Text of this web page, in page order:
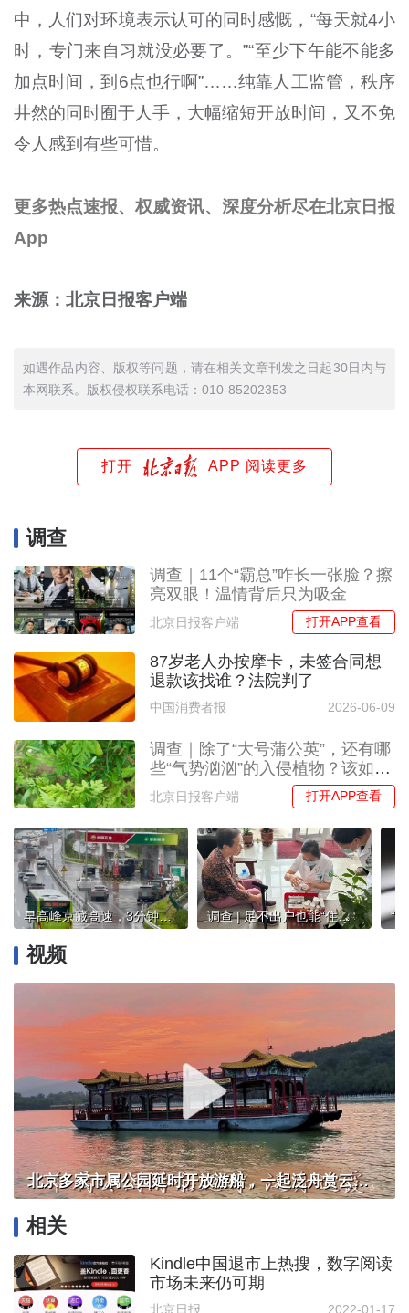
中，人们对环境表示认可的同时感慨，“每天就4小
时，专门来自习就没必要了。”“至少下午能不能多
加点时间，到 6点也行啊”……纯靠人工监管，秩序
井然的同时囿于人手，大幅缩短开放时间，又不免
令人感到有些可惜。
更多热点速报、权威资讯、深度分析尽在北京日报
App
来源：北京日报客户端
如遇作品内容、版权等问题，请在相关文章刊发之日起30日内与
本网联系。版权侵权联系电话：010-85202353
打开 APP 阅读更多
调查
调查｜11个“霸总”咋长一张脸？擦
亮双眼！温情背后只为吸金
北京日报客户端 打开APP查看
87岁老人办按摩卡，未签合同想
退款该找谁？法院判了
中国消费者报 2026-06-09
调查｜除了“大号蒲公英”，还有哪
些“气势汹汹”的入侵植物？该如何
应对？
北京日报客户端 打开APP查看
早高峰京藏高速，3分钟36辆车驶入加油站，仅1辆停车加油 调查 | 足不出户也能“住院”？家庭病床服务申请攻略来了 “
视频
北京多家市属公园延时开放游船，一起泛舟赏云霞！
相关
Kindle中国退市上热搜，数字阅读
市场未来仍可期
北京日报 2022-01-17